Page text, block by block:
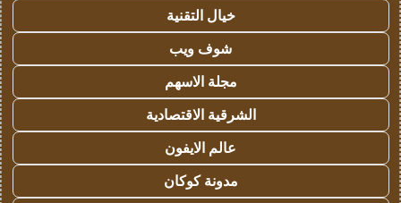
خيال التقنية
شوف ويب
مجلة الاسهم
الشرقية الاقتصادية
عالم الايفون
مدونة كوكان